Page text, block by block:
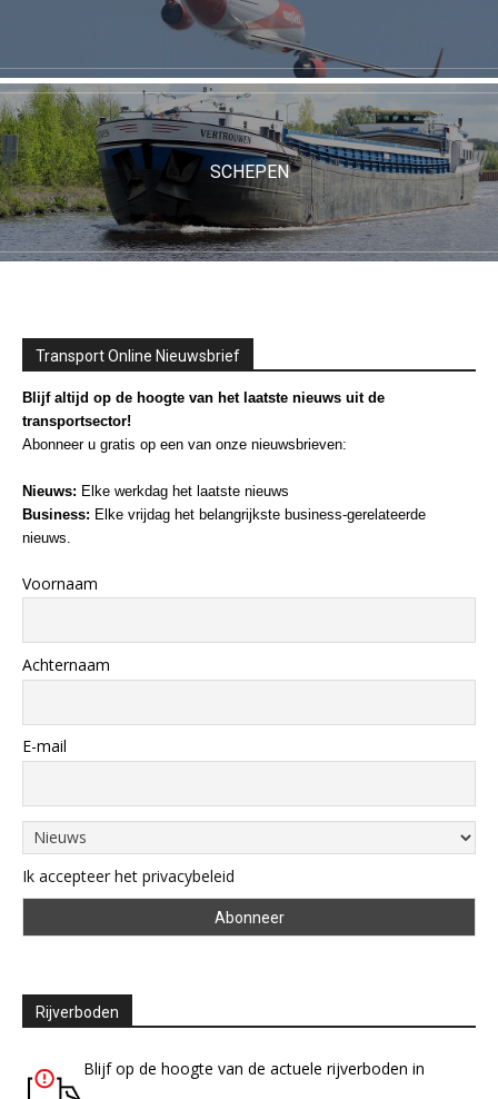
SCHEPEN
Transport Online Nieuwsbrief
Blijf altijd op de hoogte van het laatste nieuws uit de
transportsector!
Abonneer u gratis op een van onze nieuwsbrieven:
Nieuws: Elke werkdag het laatste nieuws
Business: Elke vrijdag het belangrijkste business-gerelateerde
nieuws.
Voornaam
Achternaam
E-mail
Ik accepteer het privacybeleid
Rijverboden
Blijf op de hoogte van de actuele rijverboden in